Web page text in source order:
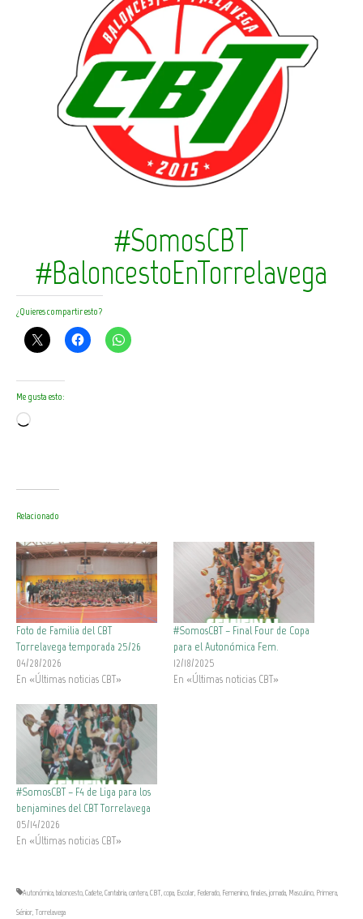
#SomosCBT
#BaloncestoEnTorrelavega
¿Quieres compartir esto?
Me gusta esto:
Cargando...
Relacionado
Foto de Familia del CBT
Torrelavega temporada 25/26
04/28/2026
En «Últimas noticias CBT»
#SomosCBT – Final Four de Copa
para el Autonómica Fem.
12/18/2025
En «Últimas noticias CBT»
#SomosCBT – F4 de Liga para los
benjamines del CBT Torrelavega
05/14/2026
En «Últimas noticias CBT»
Autonómica,baloncesto,Cadete,Cantabria,cantera,CBT,copa, Escolar, Federado, Femenino,finales,jornada, Masculino, Primera,
Sénior,Torrelavega